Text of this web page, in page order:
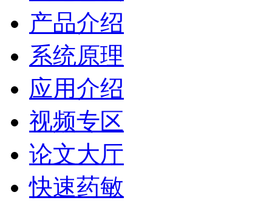
产品介绍
系统原理
应用介绍
视频专区
论文大厅
快速药敏